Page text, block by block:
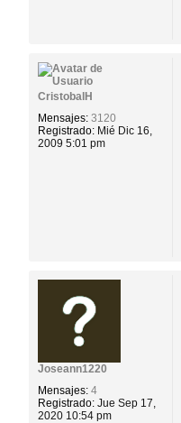
CristobalH
Mensajes: 3120
Registrado: Mié Dic 16,
2009 5:01 pm
Joseann1220
Mensajes: 4
Registrado: Jue Sep 17,
2020 10:54 pm